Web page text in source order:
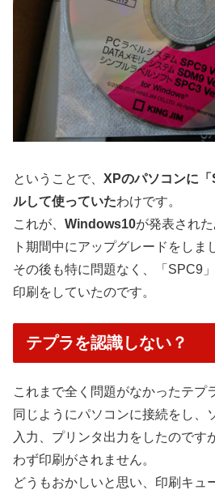
ということで、 XPのパソコンに
ルして使っていたわけです。
これが、 Windows10が発表され
ト期間中にアップグレードをしま
その後も特に問題なく、「SPC9
印刷をしていたのです。
テプラを認識しない？
これまで全く問題がなかったテプ
同じようにパソコンに接続をし、
入力、プリンタ出力をしたのです
わず印刷がされません。
どうもおかしいと思い、印刷キュ